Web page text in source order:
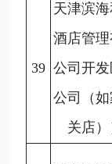
39
天津滨
酒店管理
公司开
公司（
关店）